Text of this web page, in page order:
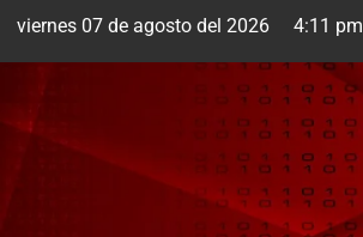
viernes 07 de agosto del 2026 4:11 pm
Cuernavaca